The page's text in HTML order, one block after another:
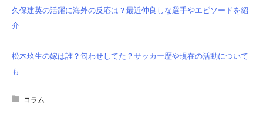
久保建英の活躍に海外の反応は？最近仲良しな選手やエピソードを紹
介
松木玖生の嫁は誰？匂わせしてた？サッカー歴や現在の活動について
も
コラム